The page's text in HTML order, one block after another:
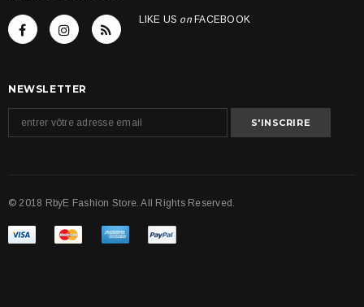
LIKE US onFACEBOOK
NEWSLETTER
© 2018 RbyE Fashion Store. All Rights Reserved.